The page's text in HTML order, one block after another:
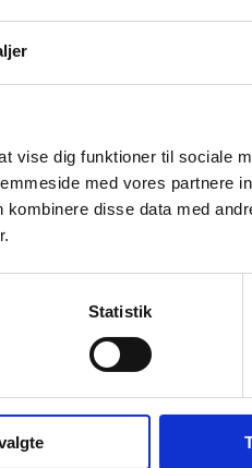
vise dig funktioner til sociale
med vores partnere
disse data med
Statistik
Kontakt os
de bedste
enkelt og